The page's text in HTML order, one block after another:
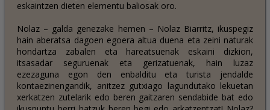
eskaintzen dieten elementu baliosak oro.
Nolaz – galda genezake hemen – Nolaz Biarritz, ikuspegiz
hain aberatsa dagoen egoera altua duena eta zeini naturak
hondartza zabalen eta hareatsuenak eskaini dizkion,
itsasadar seguruenak eta gerizatuenak, hain luzaz
ezezaguna egon den enbalditu eta turista jendalde
kontaezinengandik, anitzez gutxiago lagundutako lekuetan
xerkatzen zutelarik edo beren gaitzaren sendabide bat edo